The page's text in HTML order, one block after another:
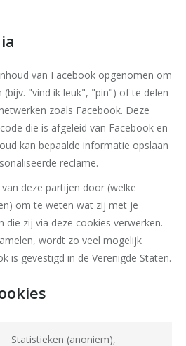
van Facebook opgenomen om
"vind ik leuk", "pin") of te delen
zoals Facebook. Deze
die is afgeleid van Facebook en
kan bepaalde informatie opslaan
reclame.
deze partijen door (welke
om te weten wat zij met je
die zij via deze cookies verwerken.
wordt zo veel mogelijk
is gevestigd in de Verenigde Staten.
Statistieken (anoniem),